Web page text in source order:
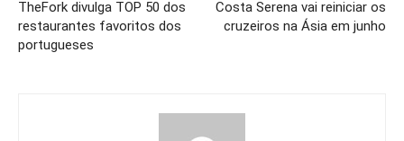
TheFork divulga TOP 50 dos
restaurantes favoritos dos
portugueses
Costa Serena vai reiniciar os
cruzeiros na Ásia em junho